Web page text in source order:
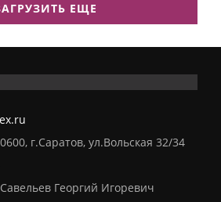
ЕЩЕ
г.Саратов, ул.Вольская 32/34
Георгий Игоревич